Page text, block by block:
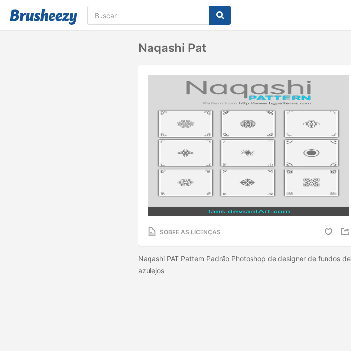
Naqashi Pat
SOBRE AS LICENÇAS
Naqashi PAT Pattern Padrão Photoshop de designer de fundos de
azulejos